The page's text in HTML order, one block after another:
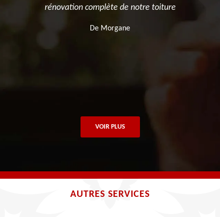
rénovation complète de notre toiture
De Morgane
VOIR PLUS
AUTRES SERVICES